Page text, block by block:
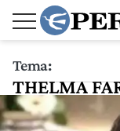
Tema:
THELMA